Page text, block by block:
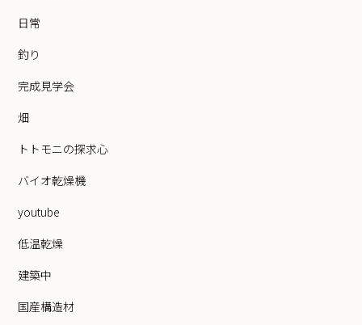
日常
釣り
完成見学会
畑
トトモニの探求心
バイオ乾燥機
youtube
低温乾燥
建築中
国産構造材